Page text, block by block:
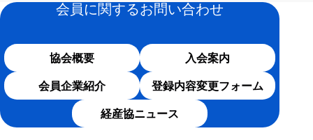
会員に関するお問い合わせ
協会概要
入会案内
会員企業紹介
登録内容変更フォーム
経産協ニュース